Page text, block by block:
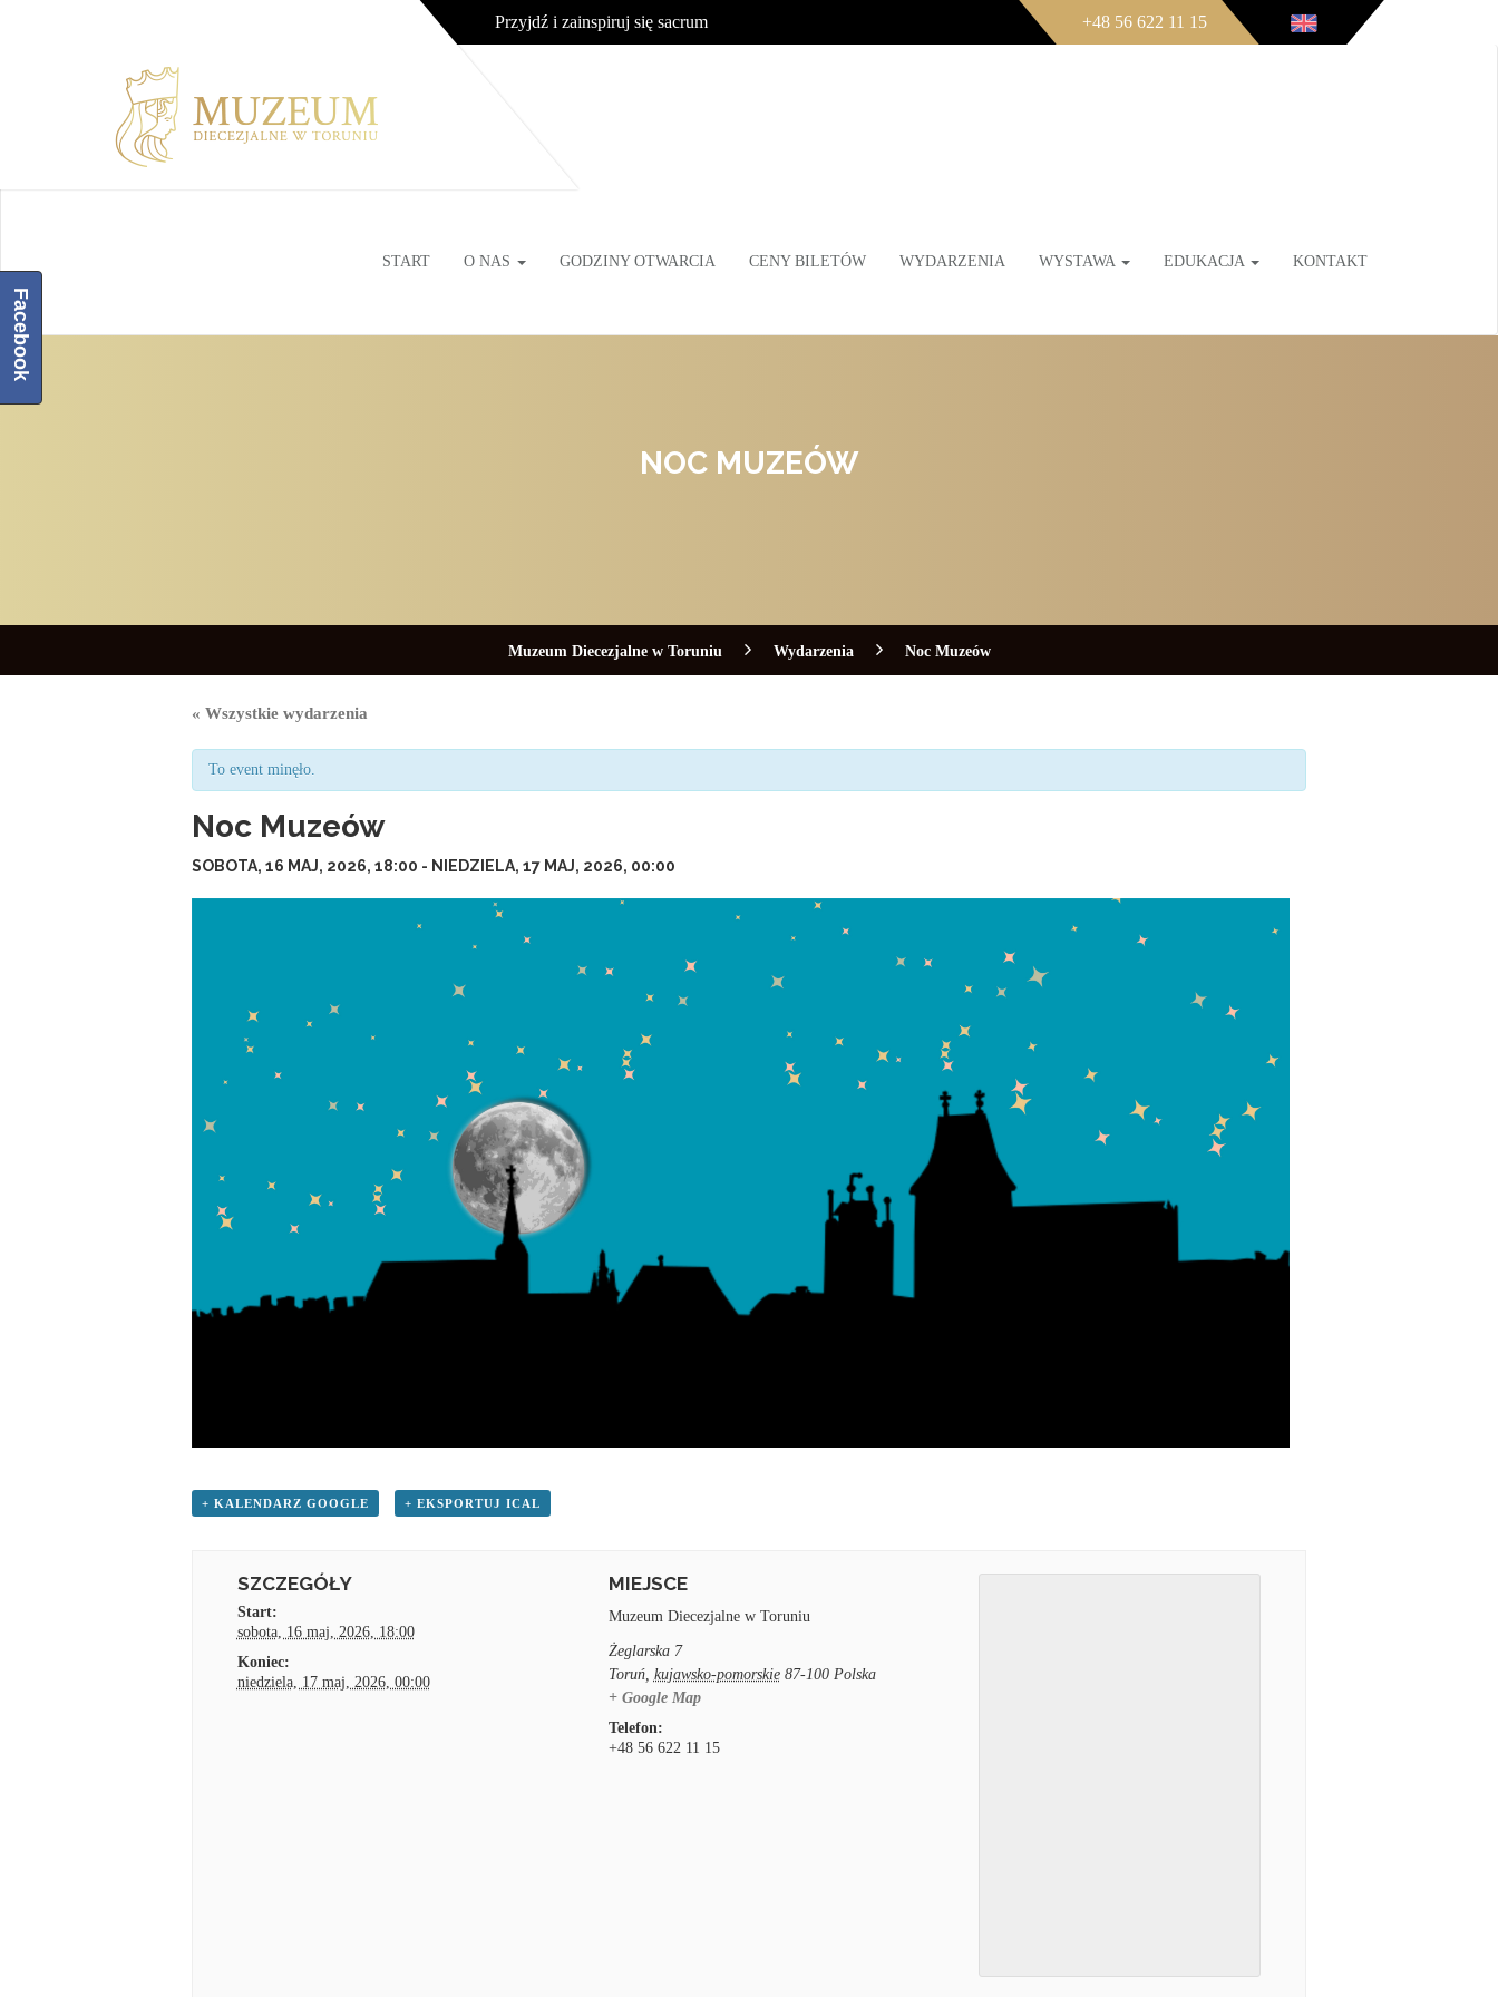
Przyjdź i zainspiruj się sacrum +48 56 622 11 15
START O NAS GODZINY OTWARCIA CENY BILETÓW WYDARZENIA WYSTAWA EDUKACJA KONTAKT
NOC MUZEÓW
Muzeum Diecezjalne w Toruniu Wydarzenia Noc Muzeów
« Wszystkie wydarzenia
To event minęło.
Noc Muzeów
SOBOTA, 16 MAJ, 2026, 18:00 - NIEDZIELA, 17 MAJ, 2026, 00:00
+ KALENDARZ GOOGLE + EKSPORTUJ ICAL
SZCZEGÓŁY
Start:
sobota, 16 maj, 2026, 18:00
Koniec:
niedziela, 17 maj, 2026, 00:00
MIEJSCE
Muzeum Diecezjalne w Toruniu
Żeglarska 7
Toruń, kujawsko-pomorskie 87-100 Polska
+ Google Map
Telefon:
+48 56 622 11 15
Facebook